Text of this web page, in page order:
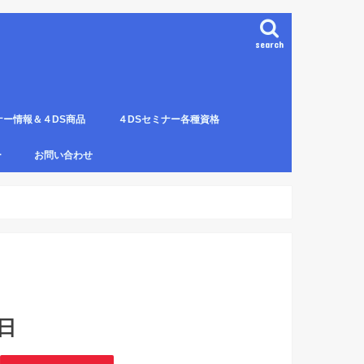
search
ー情報＆４DS商品
レート（S字カーブ定
門の説明
受講料について
のルールとキャンセルに
４DSセミナー各種資格
お問い合わせ